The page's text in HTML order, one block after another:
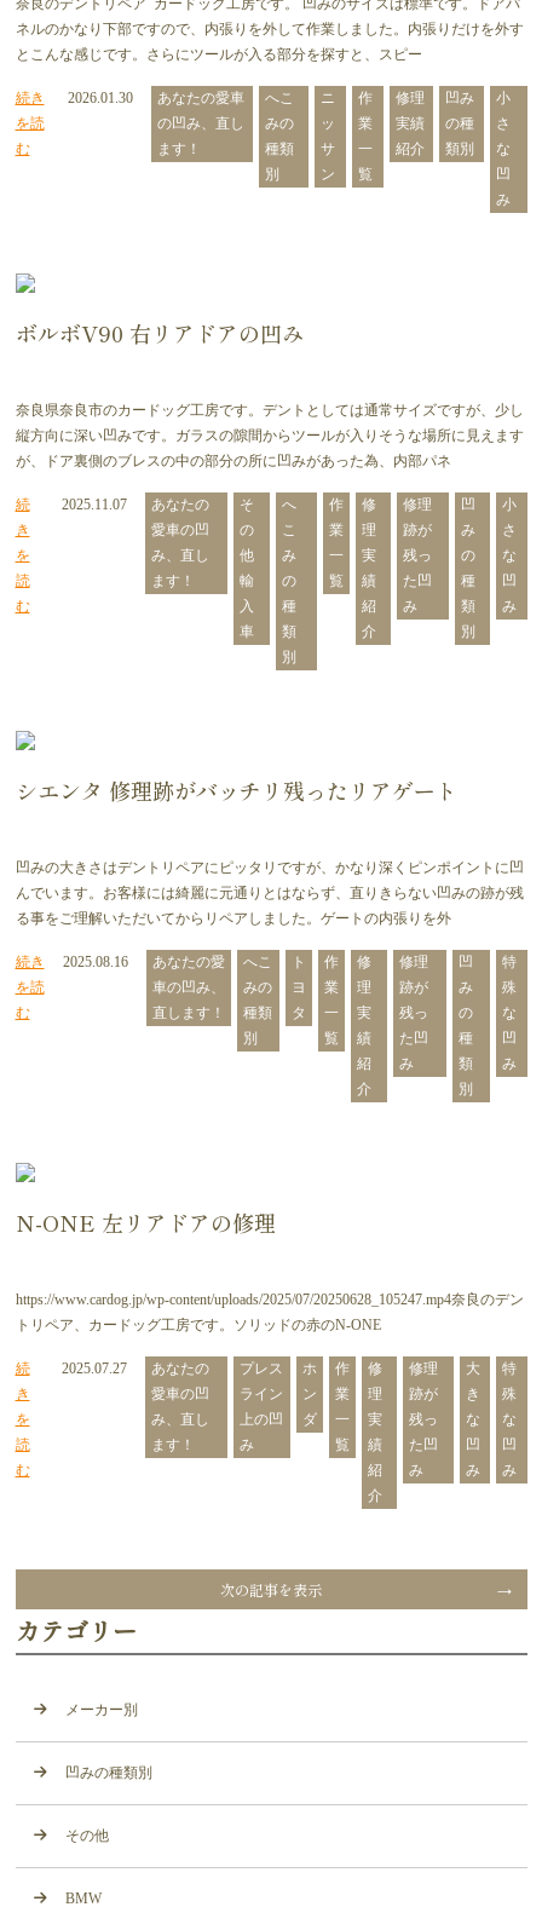
奈良のデントリペア カードッグ工房です。 凹みのサイズは標準です。ドアパ
ネルのかなり下部ですので、内張りを外して作業しました。内張りだけを外す
とこんな感じです。さらにツールが入る部分を探すと、スピー
続き
を読
む
2026.01.30
あなたの愛車
の凹み、直し
ます！
へこ
みの
種類
別
ニ
ッ
サ
ン
作
業
一
覧
修理
実績
紹介
凹み
の種
類別
小
さ
な
凹
み
ボルボV90 右リアドアの凹み
奈良県奈良市のカードッグ工房です。デントとしては通常サイズですが、少し
縦方向に深い凹みです。ガラスの隙間からツールが入りそうな場所に見えます
が、ドア裏側のブレスの中の部分の所に凹みがあった為、内部パネ
続
き
を
読
む
2025.11.07
あなたの
愛車の凹
み、直し
ます！
そ
の
他
輸
入
車
へ
こ
み
の
種
類
別
作
業
一
覧
修
理
実
績
紹
介
修理
跡が
残っ
た凹
み
凹
み
の
種
類
別
小
さ
な
凹
み
シエンタ 修理跡がバッチリ残ったリアゲート
凹みの大きさはデントリペアにピッタリですが、かなり深くピンポイントに凹
んでいます。お客様には綺麗に元通りとはならず、直りきらない凹みの跡が残
る事をご理解いただいてからリペアしました。ゲートの内張りを外
続き
を読
む
2025.08.16
あなたの愛
車の凹み、
直します！
へこ
みの
種類
別
ト
ヨ
タ
作
業
一
覧
修
理
実
績
紹
介
修理
跡が
残っ
た凹
み
凹
み
の
種
類
別
特
殊
な
凹
み
N-ONE 左リアドアの修理
https://www.cardog.jp/wp-content/uploads/2025/07/20250628_105247.mp4奈良のデン
トリペア、カードッグ工房です。ソリッドの赤のN-ONE
続
き
を
読
む
2025.07.27
あなたの
愛車の凹
み、直し
ます！
プレス
ライン
上の凹
み
ホ
ン
ダ
作
業
一
覧
修
理
実
績
紹
介
修理
跡が
残っ
た凹
み
大
き
な
凹
み
特
殊
な
凹
み
次の記事を表示
カテゴリー
メーカー別
凹みの種類別
その他
BMW